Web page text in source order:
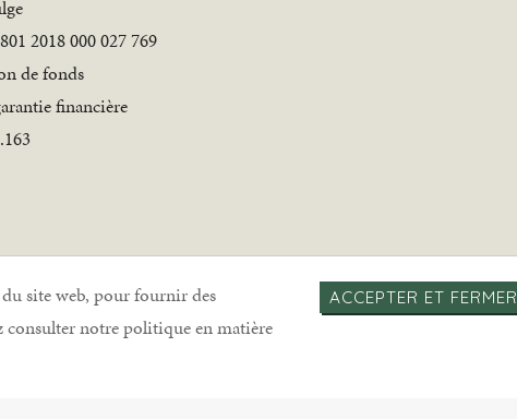
site web, pour fournir des
consulter notre politique en matière
ACCEPTER ET FERMER
2018 000 027 769
de fonds
financière
Politique de cookies|Politique de confidentialité